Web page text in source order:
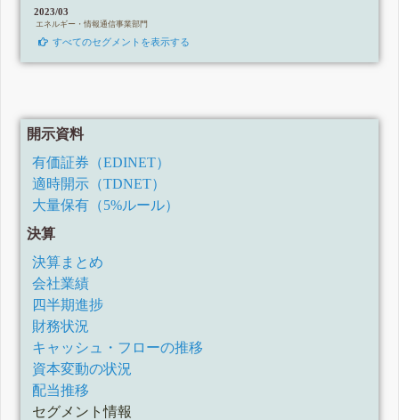
2023/03
エネルギー・情報通信事業部門
すべてのセグメントを表示する
開示資料
有価証券（EDINET）
適時開示（TDNET）
大量保有（5%ルール）
決算
決算まとめ
会社業績
四半期進捗
財務状況
キャッシュ・フローの推移
資本変動の状況
配当推移
セグメント情報